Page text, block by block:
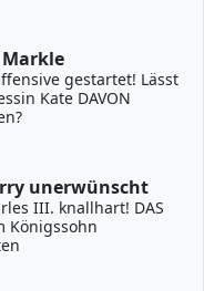
gestartet! Lässt
Kate DAVON
unerwünscht
III. knallhart! DAS
Königssohn